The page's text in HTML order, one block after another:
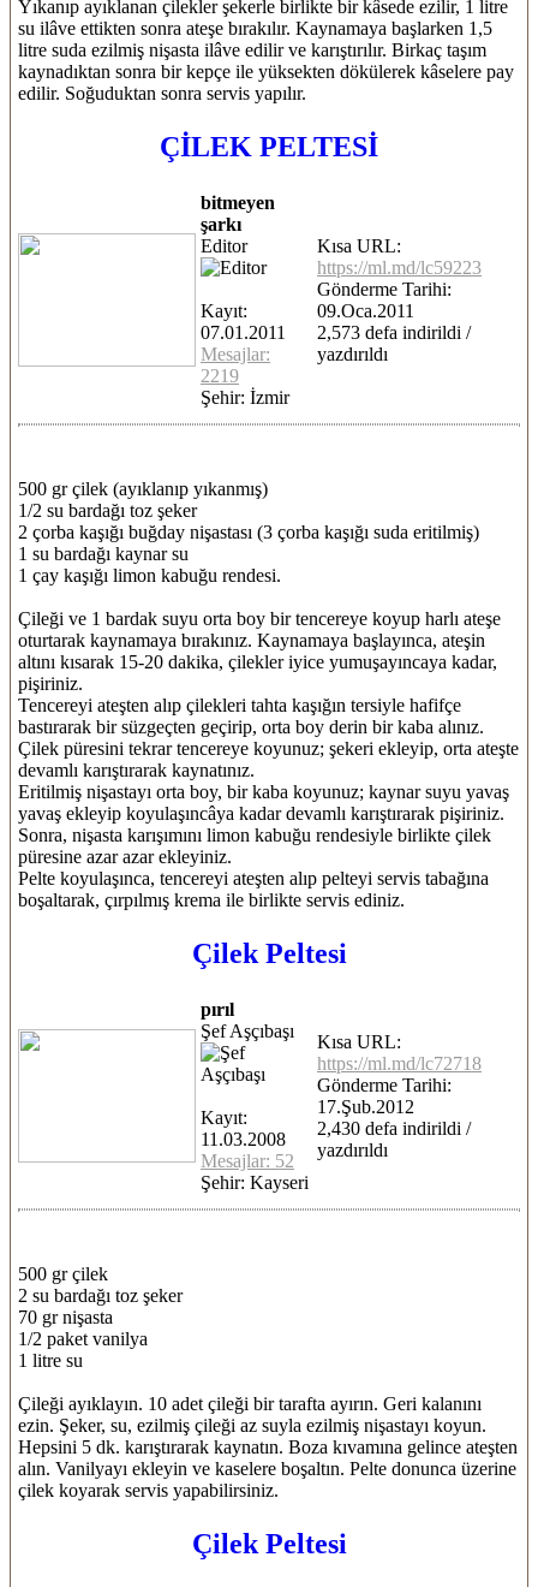
Yıkanıp ayıklanan çilekler şekerle birlikte bir kâsede ezilir, 1 litre
su ilâve ettikten sonra ateşe bırakılır. Kaynamaya başlarken 1,5
litre suda ezilmiş nişasta ilâve edilir ve karıştırılır. Birkaç taşım
kaynadıktan sonra bir kepçe ile yüksekten dökülerek kâselere pay
edilir. Soğuduktan sonra servis yapılır.
ÇİLEK PELTESİ
bitmeyen
şarkı
Editor
Kayıt:
07.01.2011
Mesajlar:
2219
Şehir: İzmir
Kısa URL:
https://ml.md/lc59223
Gönderme Tarihi:
09.Oca.2011
2,573 defa indirildi /
yazdırıldı
500 gr çilek (ayıklanıp yıkanmış)
1/2 su bardağı toz şeker
2 çorba kaşığı buğday nişastası (3 çorba kaşığı suda eritilmiş)
1 su bardağı kaynar su
1 çay kaşığı limon kabuğu rendesi.
Çileği ve 1 bardak suyu orta boy bir tencereye koyup harlı ateşe
oturtarak kaynamaya bırakınız. Kaynamaya başlayınca, ateşin
altını kısarak 15-20 dakika, çilekler iyice yumuşayıncaya kadar,
pişiriniz.
Tencereyi ateşten alıp çilekleri tahta kaşığın tersiyle hafifçe
bastırarak bir süzgeçten geçirip, orta boy derin bir kaba alınız.
Çilek püresini tekrar tencereye koyunuz; şekeri ekleyip, orta ateşte
devamlı karıştırarak kaynatınız.
Eritilmiş nişastayı orta boy, bir kaba koyunuz; kaynar suyu yavaş
yavaş ekleyip koyulaşıncâya kadar devamlı karıştırarak pişiriniz.
Sonra, nişasta karışımını limon kabuğu rendesiyle birlikte çilek
püresine azar azar ekleyiniz.
Pelte koyulaşınca, tencereyi ateşten alıp pelteyi servis tabağına
boşaltarak, çırpılmış krema ile birlikte servis ediniz.
Çilek Peltesi
pırıl
Şef Aşçıbaşı
Kayıt:
11.03.2008
Mesajlar: 52
Şehir: Kayseri
Kısa URL:
https://ml.md/lc72718
Gönderme Tarihi:
17.Şub.2012
2,430 defa indirildi /
yazdırıldı
500 gr çilek
2 su bardağı toz şeker
70 gr nişasta
1/2 paket vanilya
1 litre su
Çileği ayıklayın. 10 adet çileği bir tarafta ayırın. Geri kalanını
ezin. Şeker, su, ezilmiş çileği az suyla ezilmiş nişastayı koyun.
Hepsini 5 dk. karıştırarak kaynatın. Boza kıvamına gelince ateşten
alın. Vanilyayı ekleyin ve kaselere boşaltın. Pelte donunca üzerine
çilek koyarak servis yapabilirsiniz.
Çilek Peltesi